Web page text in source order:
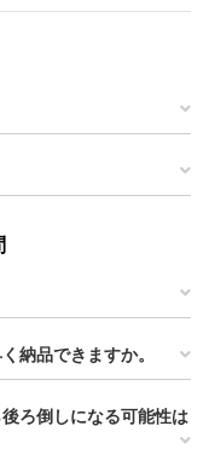
納品できますか。
ろ倒しになる可能性は